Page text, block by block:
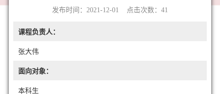
发布时间：2021-12-01 点击次数： 41
课程负责人：
张大伟
面向对象：
本科生